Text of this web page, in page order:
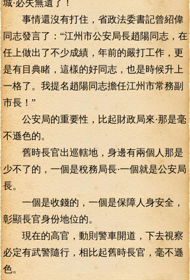
城·必失無遺了！
事情還沒有打住，省政法委書記曾紹偉
同志發言了：“江州市公安局長趙陽同志，在
任上做出了不少成績，年前的嚴打工作，更
是有目典睹，這樣的好同志，也是時候升上
一格了。我提名趙陽同志擔任江州市常務副
市長！”
公安局的重要性，比起財政局來·那是毫
不遜色的。
舊時長官出巡轄地，身邊有兩個人那是
少不了的，一個是稅務局長·一個就是公安局
長。
一個是收錢的，一個是保障人身安全，
彰顯長官身份地位的。
現在的高官，動則警車開道，下去視察
必定有武警隨行，相比起舊時長官，毫不遜
色。